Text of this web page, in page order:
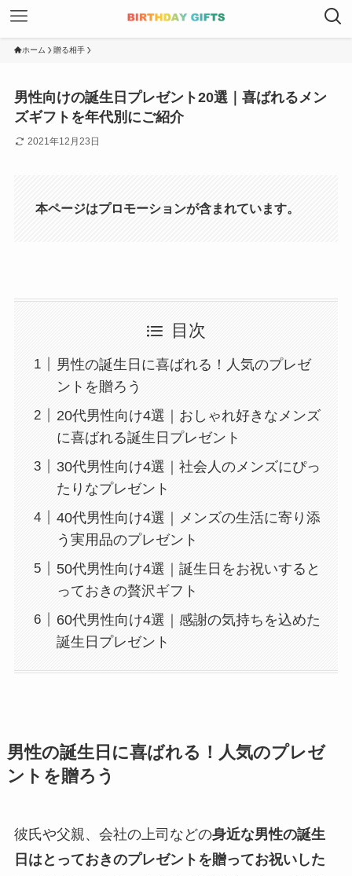
ホーム 贈る相手
男性向けの誕生日プレゼント20選｜喜ばれるメン
ズギフトを年代別にご紹介
2021年12月23日
本ページはプロモーションが含まれています。
目次
男性の誕生日に喜ばれる！人気のプレゼ
ントを贈ろう
20代男性向け4選｜おしゃれ好きなメンズ
に喜ばれる誕生日プレゼント
30代男性向け4選｜社会人のメンズにぴっ
たりなプレゼント
40代男性向け4選｜メンズの生活に寄り添
う実用品のプレゼント
50代男性向け4選｜誕生日をお祝いすると
っておきの贅沢ギフト
60代男性向け4選｜感謝の気持ちを込めた
誕生日プレゼント
男性の誕生日に喜ばれる！人気のプレゼ
ントを贈ろう
彼氏や父親、会社の上司などの身近な男性の誕生
日はとっておきのプレゼントを贈ってお祝いした